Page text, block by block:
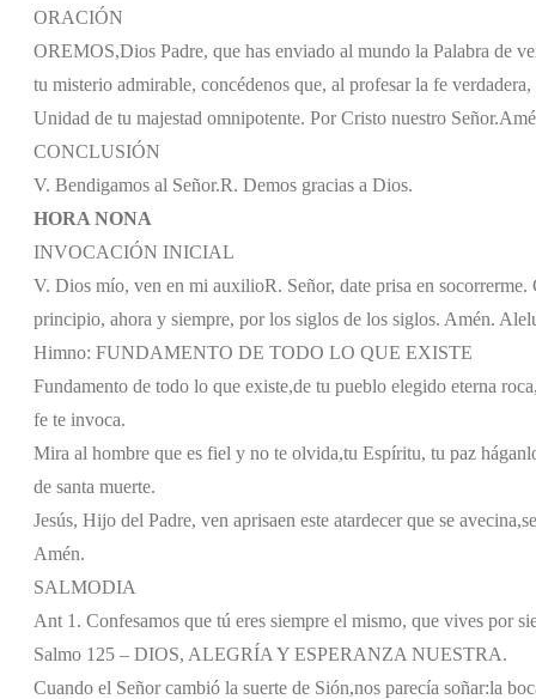
ORACIÓN
OREMOS,Dios Padre, que has enviado al mundo la Palabra de
tu misterio admirable, concédenos que, al profesar la fe
Unidad de tu majestad omnipotente. Por Cristo nuestro Señor.
CONCLUSIÓN
V. Bendigamos al Señor.R. Demos gracias a Dios.
HORA NONA
INVOCACIÓN INICIAL
V. Dios mío, ven en mi auxilioR. Señor, date prisa en
principio, ahora y siempre, por los siglos de los siglos. Amén.
Himno: FUNDAMENTO DE TODO LO QUE EXISTE
Fundamento de todo lo que existe,de tu pueblo elegido eterna
fe te invoca.
Mira al hombre que es fiel y no te olvida,tu Espíritu, tu paz
de santa muerte.
Jesús, Hijo del Padre, ven aprisaen este atardecer que se avecina,
Amén.
SALMODIA
Ant 1. Confesamos que tú eres siempre el mismo, que vives por
Salmo 125 – DIOS, ALEGRÍA Y ESPERANZA NUESTRA.
Cuando el Señor cambió la suerte de Sión,nos parecía soñar:la